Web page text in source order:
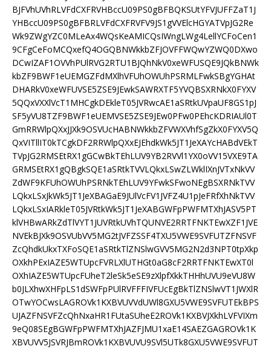
BJFVhUVhRLVFdCXFRVHBccU09PS0gBFBQKSUtYFVJUFFZaT1J
YHBccU09PS0gBFBRLVFdCXFRVFV9JS1gVVElcHGYATVpJG2Re
Wk9ZWgYZC0MLeAx4WQsKeAMICQsIWngLWg4LellYCFoCen1
9CFgCeFoMCQxefQ4OGQBNWkkbZFJOVFFWQwYZWQ0DXwo
DCwIZAF1OVVhPUlRVG2RTU1BJQhNkV0xeWFUSQE9JQkBNWk
kbZF9BWF1eUEMGZFdMXlhVFUhOWUhPSRMLFwkSBgYGHAt
DHARkV0xeWFUVSE5ZSE9JEwkSAWRXTF5YVQBSXRNkX0FYXV
5QQxVXXlVcT1MHCgkDEkleT05JVRwcAE1aSRtkUVpaUF8GS1pJ
SF5yVU8TZF9BWF1eUEMVSE5ZSE9JEw0PFw0PEhcKDRIAUl0T
GmRRWlpQXxJJXk9OSVUcHABNWkkbZFVWXVhfSgZkX0FYXV5Q
QxVITllIT0kTCgkDF2RRWlpQXxEJEhdkWk5JT1JeXAYcHABdVEkT
TVpJG2RMSEtRX1gGCwBkTEhLUV9YB2RVVl1YX0oVV15VXE9TA
GRMSEtRX1gQBgkSQE1aSRtkTVVLQkxLSwZLWklIXnJVTxNkVV
ZdWF9KFUhOWUhPSRNkTEhLUV9YFwkSFwoNEgBSXRNkTVV
LQkxLSxJkWk5JT1JeXBAGaE9JUlVcFV1JVFZ4U1pJeFRfXhNkTVV
LQkxLSxIARkleT05JVRtkWk5JT1JeXABGWFpPWFMTXhJASV5PT
klVHBwARkZdTlVYT1JUVRtkUVhTQUNVE2RRTFNKTEwXZF1JVE
NVEkBJXk9OSVUbVV5MG2tJVFZSSF4TXU5VWE9SVFUTZFNSVF
ZcQhdkUkxTXFoSQE1aSRtkTlZNSlwGVV5MG2N2d3NPT0tpXkp
OXkhPExIAZE5WTUpcFVRLXlUTHGt0aG8cF2RRTFNKTEwXT0l
OXhIAZE5WTUpcFUheT2leSk5eSE9zXlpfXkkTHHhUVU9eVU8W
b0JLXhwXHFpLS1dSWFpPUlRVFFFIVFUcEgBkTlZNSlwVT1JWXlR
OTwYOCwsLAGROVk1KXBVUVVdUWl8GXU5VWE9SVFUTEkBPS
UJAZFNSVFZcQhNxaHR1FUtaSUheE2ROVk1KXBVJXkhLVFVIXm
9eQ08SEgBGWFpPWFMTXhJAZFJMU1xaE14SAEZGAGROVk1K
XBVUVV5JSVRJBmROVk1KXBVUVU9SVl5UTk8GXU5VWE9SVFUT